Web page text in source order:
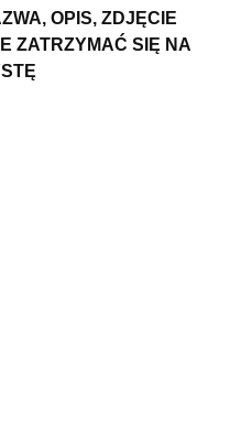
OPIS, ZDJĘCIE
ZATRZYMAĆ SIĘ NA